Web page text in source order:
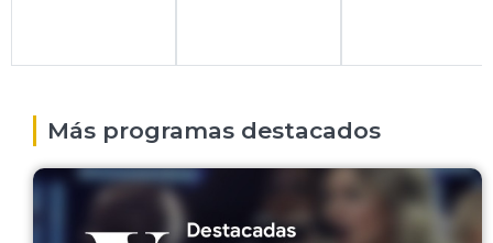
Más programas destacados